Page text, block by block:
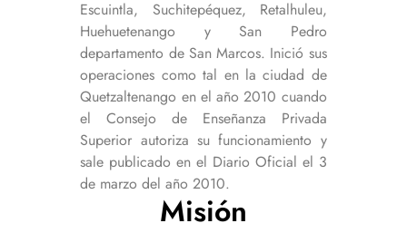
Escuintla, Suchitepéquez, Retalhuleu,
Huehuetenango y San Pedro
departamento de San Marcos. Inició sus
operaciones como tal en la ciudad de
Quetzaltenango en el año 2010 cuando
el Consejo de Enseñanza Privada
Superior autoriza su funcionamiento y
sale publicado en el Diario Oficial el 3
de marzo del año 2010.
Misión